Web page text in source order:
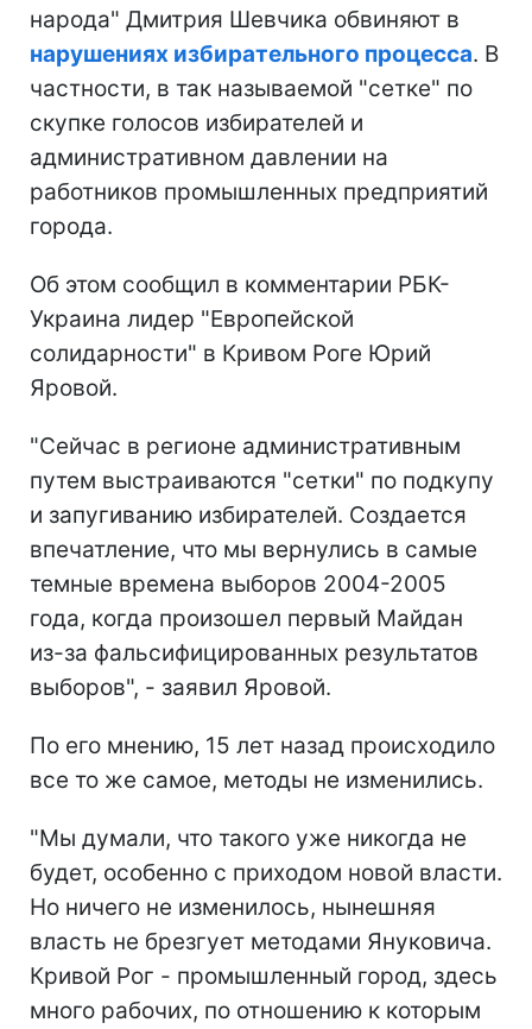
народа" Дмитрия Шевчика обвиняют в
нарушениях избирательного процесса. В
частности, в так называемой "сетке" по
скупке голосов избирателей и
административном давлении на
работников промышленных предприятий
города.
Об этом сообщил в комментарии РБК-
Украина лидер "Европейской
солидарности" в Кривом Роге Юрий
Яровой.
"Сейчас в регионе административным
путем выстраиваются "сетки" по подкупу
и запугиванию избирателей. Создается
впечатление, что мы вернулись в самые
темные времена выборов 2004-2005
года, когда произошел первый Майдан
из-за фальсифицированных результатов
выборов", - заявил Яровой.
По его мнению, 15 лет назад происходило
все то же самое, методы не изменились.
"Мы думали, что такого уже никогда не
будет, особенно с приходом новой власти.
Но ничего не изменилось, нынешняя
власть не брезгует методами Януковича.
Кривой Рог - промышленный город, здесь
много рабочих, по отношению к которым